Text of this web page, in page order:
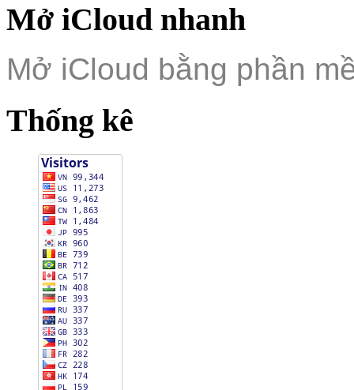
Mở iCloud nhanh
Mở iCloud bằng phần
Thống kê